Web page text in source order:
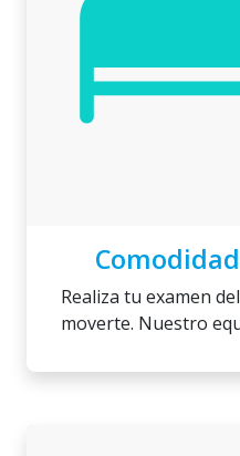
Realiza tu examen
moverte. Nuestro